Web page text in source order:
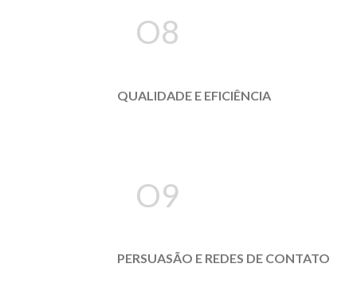
O8
QUALIDADE E EFICIÊNCIA
O9
PERSUASÃO E REDES DE CONTATO